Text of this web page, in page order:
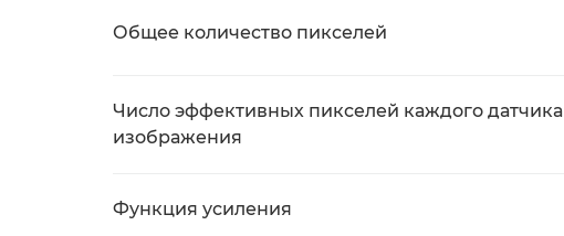
Общее количество пикселей
Число эффективных пикселей каждого датчика
изображения
Функция усиления